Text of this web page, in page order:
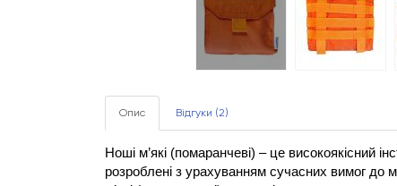
Опис Відгуки (2)
Ноші м’які (помаранчеві) – це високоякісний
розроблені з урахуванням сучасних вимог до